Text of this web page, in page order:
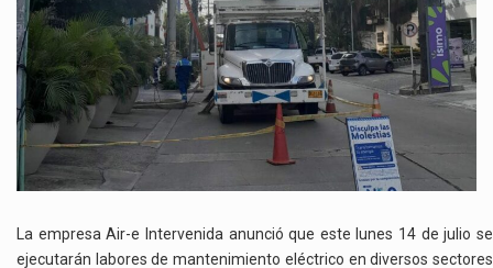
SABANAGRANDE:
CAMBIOS
DE
POSTES
ADECUACIONES
La empresa Air-e Intervenida anunció que este lunes 14 de julio se
ejecutarán labores de mantenimiento eléctrico en diversos sectores